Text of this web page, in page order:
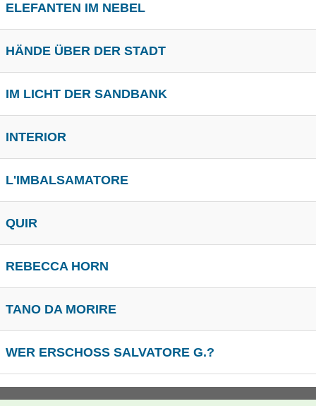
ELEFANTEN IM NEBEL
HÄNDE ÜBER DER STADT
IM LICHT DER SANDBANK
INTERIOR
L'IMBALSAMATORE
QUIR
REBECCA HORN
TANO DA MORIRE
WER ERSCHOSS SALVATORE G.?